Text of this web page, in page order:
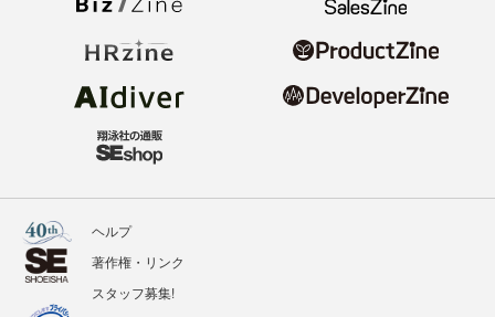
ヘルプ
著作権・リンク
スタッフ募集!